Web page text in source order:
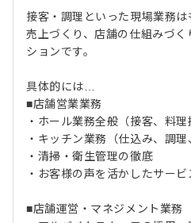
接客・調理といった現場業務
売上づくり、店舗の仕組みづ
ションです。
具体的には…
■店舗営業業務
・ホール業務全般（接客、料理
・キッチン業務（仕込み、調理
・清掃・衛生管理の徹底
・お客様の声を活かしたサービ
■店舗運営・マネジメント業務